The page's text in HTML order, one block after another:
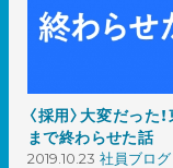
〈採用〉大変だった
まで終わらせた話
2019.10.23 社員ブログ